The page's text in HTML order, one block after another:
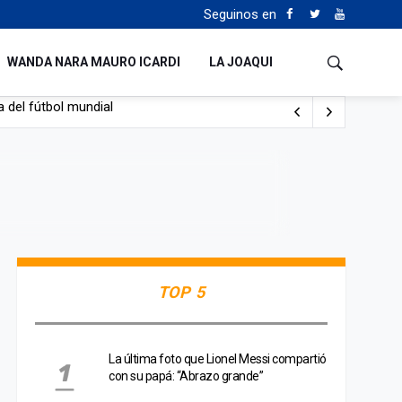
Seguinos en
WANDA NARA MAURO ICARDI LA JOAQUI
TOP 5
La última foto que Lionel Messi compartió
con su papá: “Abrazo grande”